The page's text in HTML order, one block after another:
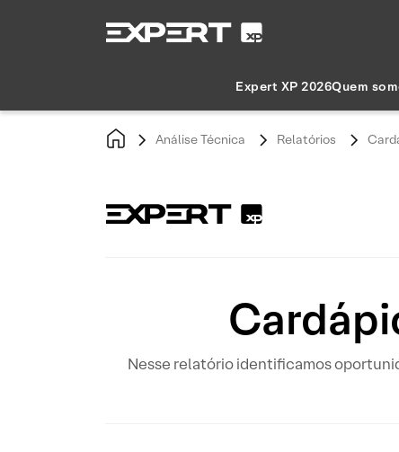
Expert XP 2026Quem
Análise Técnica Relatórios
Nesse relatório identificamos